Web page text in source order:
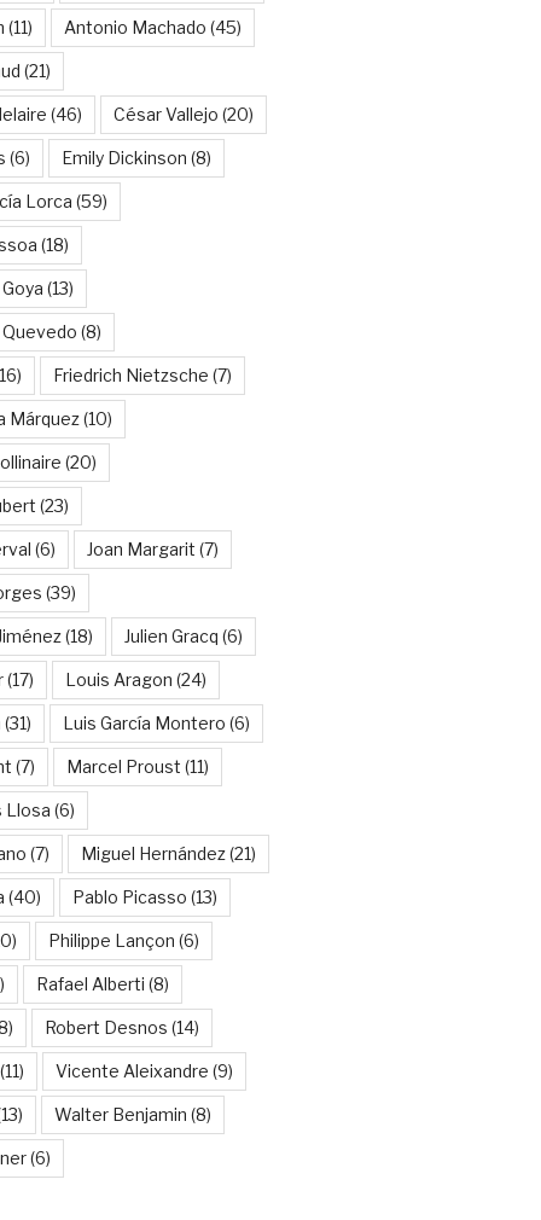
(11) Antonio Machado (45)
(21)
(46) César Vallejo (20)
(6) Emily Dickinson (8)
Lorca (59)
(18)
(13)
(8)
Friedrich Nietzsche (7)
Márquez(10)
(20)
(23)
(6) Joan Margarit (7)
(39)
(18) Julien Gracq (6)
(17) Louis Aragon (24)
(31) Luis García Montero (6)
(7) Marcel Proust (11)
Llosa (6)
(7) Miguel Hernández(21)
(40) Pablo Picasso (13)
Philippe Lançon (6)
Rafael Alberti (8)
Robert Desnos (14)
(11) Vicente Aleixandre (9)
Walter Benjamin (8)
(6)